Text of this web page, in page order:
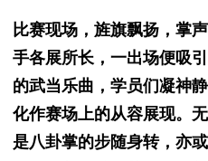
比赛现场，旌旗飘扬，掌
手各展所长，一出场便吸引
的武当乐曲，学员们凝神
化作赛场上的从容展现。
是八卦掌的步随身转，亦